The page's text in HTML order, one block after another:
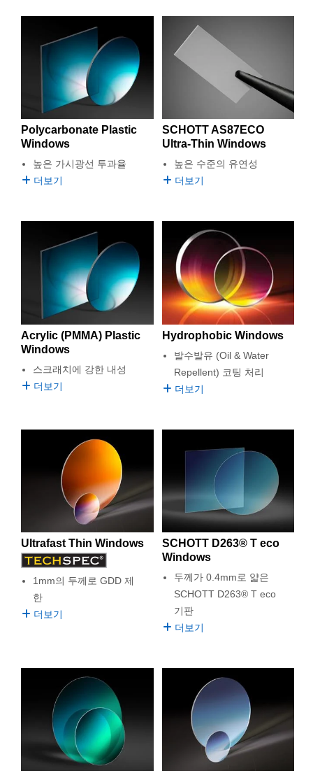
Polycarbonate Plastic
Windows
높은 가시광선 투과율
더보기
SCHOTT AS87ECO
Ultra-Thin Windows
높은 수준의 유연성
더보기
Acrylic (PMMA) Plastic
Windows
스크래치에 강한 내성
더보기
Hydrophobic Windows
발수발유 (Oil & Water
Repellent) 코팅 처리
더보기
Ultrafast Thin Windows
1mm의 두께로 GDD 제
한
더보기
SCHOTT D263® T eco
Windows
두께가 0.4mm로 얇은
SCHOTT D263® T eco
기판
더보기